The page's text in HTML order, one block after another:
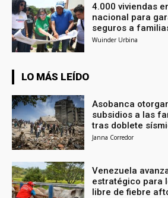
4.000 viviendas
nacional para
seguros a
Wuinder Urbina
LO MÁS LEÍDO
Asobanca
subsidios a las
tras doblete
Janna Corredor
Venezuela
estratégico para
libre de fiebre